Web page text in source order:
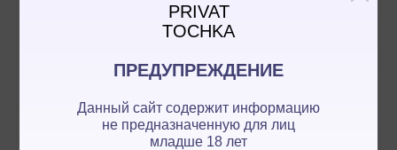
PRIVAT
TOCHKA
ПРЕДУПРЕЖДЕНИЕ
Данный сайт содержит информацию
не предназначенную для лиц
младше 18 лет